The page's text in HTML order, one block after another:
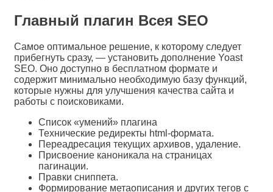
Главный плагин Всея SEO
Самое оптимальное решение, к которому следует
прибегнуть сразу, — установить дополнение Yoast
SEO. Оно доступно в бесплатном формате и
содержит минимально необходимую базу функций,
которые нужны для улучшения качества сайта и
работы с поисковиками.
Список «умений» плагина
Технические редиректы html-формата.
Переадресация текущих архивов, удаление.
Присвоение каноникала на страницах
пагинации.
Правки сниппета.
Формирование метаописания и других тегов с